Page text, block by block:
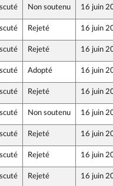
Non soutenu 16 juin
Rejeté 16 juin
Rejeté 16 juin
Adopté 16 juin
Rejeté 16 juin
Non soutenu 16 juin
Rejeté 16 juin
Rejeté 16 juin
Rejeté 16 juin